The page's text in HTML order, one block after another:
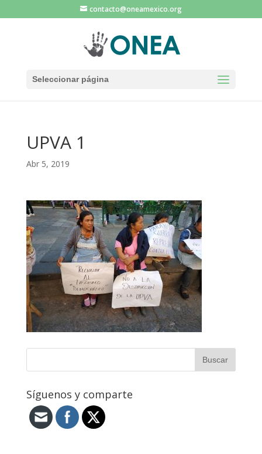
contacto@oneamexico.org
Seleccionar página
UPVA 1
Abr 5, 2019
Síguenos y comparte